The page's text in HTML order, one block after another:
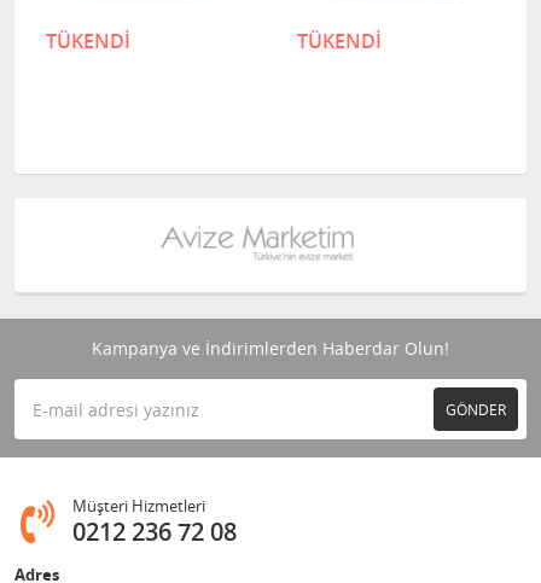
TÜKENDİ TÜKENDİ
Kampanya ve İndirimlerden Haberdar Olun!
GÖNDER
Müşteri Hizmetleri
0212 236 72 08
Adres